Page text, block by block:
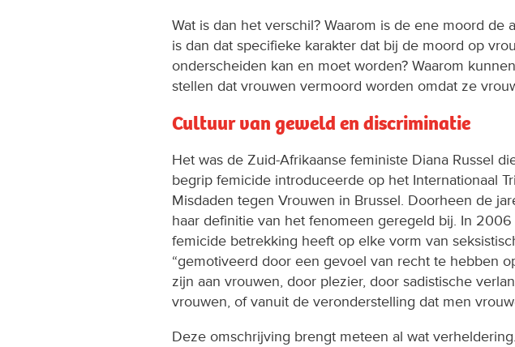
Wat is dan het verschil? Waarom is de ene moord de
is dan dat specifieke karakter dat bij de moord op
onderscheiden kan en moet worden? Waarom
stellen dat vrouwen vermoord worden omdat ze
Cultuur van geweld en discriminatie
Het was de Zuid-Afrikaanse feministe Diana Russel
begrip femicide introduceerde op het Internationaal
Misdaden tegen Vrouwen in Brussel. Doorheen de
haar definitie van het fenomeen geregeld bij. In
femicide betrekking heeft op elke vorm van
“gemotiveerd door een gevoel van recht te hebben
zijn aan vrouwen, door plezier, door sadistische
vrouwen, of vanuit de veronderstelling dat men
Deze omschrijving brengt meteen al wat